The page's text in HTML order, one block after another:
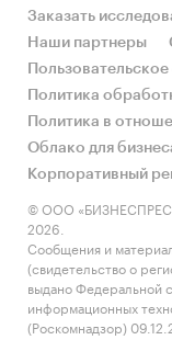
Заказать
Наши партнеры
Политика
Политика в
Облако для
Корпоративный
© ООО
2026.
Сообщения и
(свидетельство о
выдано Федеральной
информационных
(Роскомнадзор)